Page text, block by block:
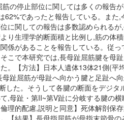
筋の停止部位に関しては多くの報
62%であったと報告している。ま
に関しての報告は多数認められる
り生理学的断面積と比例し,筋の体
係があることを報告している。従
こで本研究では,長母趾屈筋腱を母
。【方法】日本人遺体13体21側(
趾屈筋が母趾へ向かう腱と足趾へ
した。そうして各腱の断面をデジ
,母趾・第II~第V趾に分岐する腱の
理的配慮,説明と同意】死体解剖保
【結果】長母指屈筋が母指末節骨